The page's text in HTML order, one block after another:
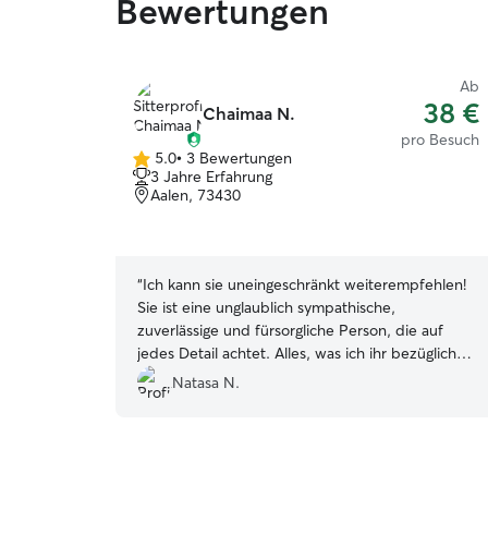
Bewertungen
Chaimaa N.
Ab
38 €
pro Besuch
5.0
von
5
5.0• 3 Bewertungen
3 Jahre Erfahrung
Aalen, 73430
“Ich kann sie uneingeschränkt weiterempfehlen!
Sie ist eine unglaublich sympathische,
zuverlässige und fürsorgliche Person, die auf
jedes Detail achtet. Alles, was ich ihr bezüglich
meiner Katzen erklärt habe, hat sie genau
umgesetzt. Besonders beeindruckt hat mich ihre
Natasa N.